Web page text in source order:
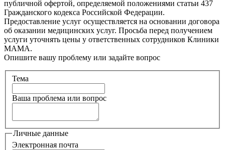
публичной офертой, определяемой положениями статьи 437
Гражданского кодекса Российской Федерации.
Предоставление услуг осуществляется на основании договора
об оказании медицинских услуг. Просьба перед получением
услуги уточнять цены у ответственных сотрудников Клиники
МАМА.
Опишите вашу проблему или задайте вопрос
Тема
Ваша проблема или вопрос
Личные данные
Электронная почта